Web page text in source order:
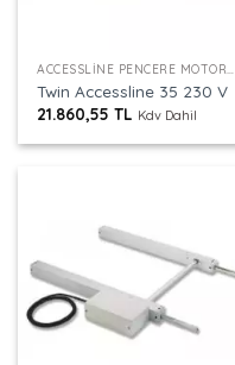
ACCESSLINE PENCERE MOTORU
Twin Accessline 35 230 V
21.860,55TL Kdv Dahil